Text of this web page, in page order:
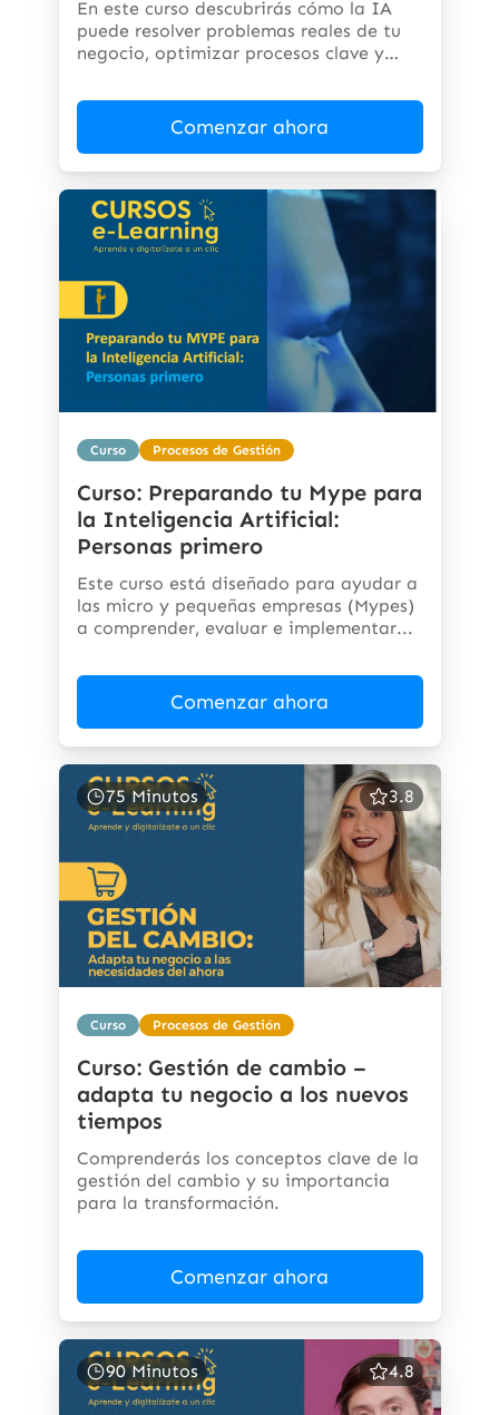
En este curso descubrirás cómo la IA
puede resolver problemas reales de tu
negocio, optimizar procesos clave y
Comenzar ahora
Curso Procesos de Gestión
Curso: Preparando tu Mype para
la Inteligencia Artificial:
Personas primero
Este curso está diseñado para ayudar a
las micro y pequeñas empresas (Mypes)
a comprender, evaluar e implementar...
Comenzar ahora
75 Minutos 3.8
Curso Procesos de Gestión
Curso: Gestión de cambio –
adapta tu negocio a los nuevos
tiempos
Comprenderás los conceptos clave de la
gestión del cambio y su importancia
para la transformación.
Comenzar ahora
90 Minutos 4.8